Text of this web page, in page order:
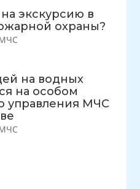
на экскурсию в
охраны?
на водных
на особом
управления МЧС